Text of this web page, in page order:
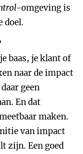
-omgeving is
doel.
baas, je klant of
naar de impact
geen
En dat
maken.
van impact
zijn. Een goed